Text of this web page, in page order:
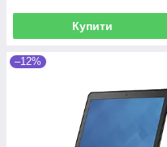
Купити
–12%